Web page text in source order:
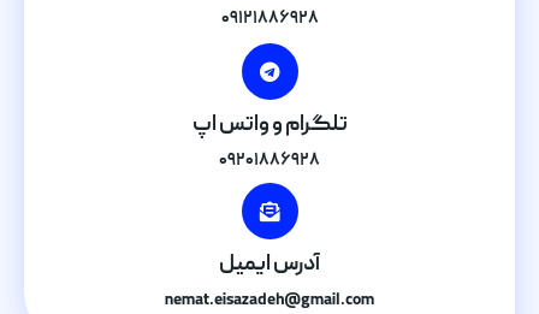
۰۹۱۲۱۸۸۶۹۲۸
تلگرام و واتس اپ
۰۹۲۰۱۸۸۶۹۲۸
آدرس ایمیل
nemat.eisazadeh@gmail.com